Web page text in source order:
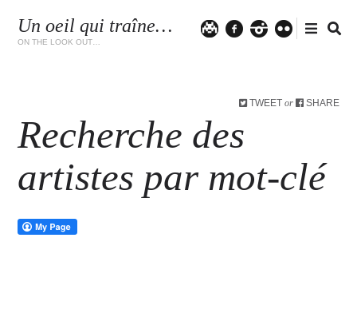
Un oeil qui traîne…
ON THE LOOK OUT…
TWEET or SHARE
Recherche des
artistes par mot-clé